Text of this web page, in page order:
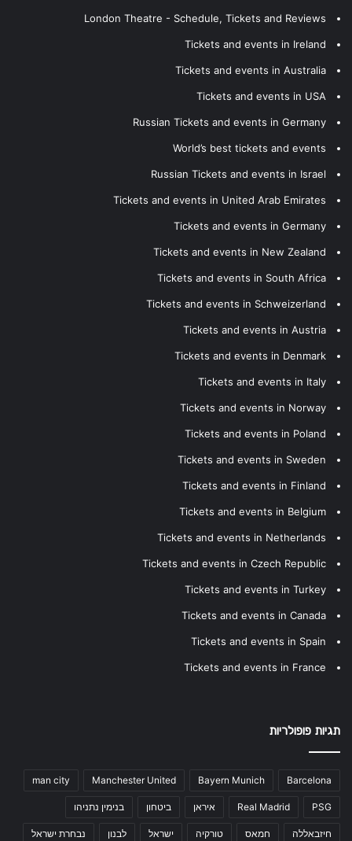
London Theatre - Schedule, Tickets and Reviews
Tickets and events in Ireland
Tickets and events in Australia
Tickets and events in USA
Russian Tickets and events in Germany
World’s best tickets and events
Russian Tickets and events in Israel
Tickets and events in United Arab Emirates
Tickets and events in Germany
Tickets and events in New Zealand
Tickets and events in South Africa
Tickets and events in Schweizerland
Tickets and events in Austria
Tickets and events in Denmark
Tickets and events in Italy
Tickets and events in Norway
Tickets and events in Poland
Tickets and events in Sweden
Tickets and events in Finland
Tickets and events in Belgium
Tickets and events in Netherlands
Tickets and events in Czech Republic
Tickets and events in Turkey
Tickets and events in Canada
Tickets and events in Spain
Tickets and events in France
תגיות פופולריות
Barcelona
Bayern Munich
Manchester United
man city
PSG
Real Madrid איראן ביטחון בנימין נתניהו
חיזבאללה חמאס טורקיה ישראל לבנון נבחרת ישראל